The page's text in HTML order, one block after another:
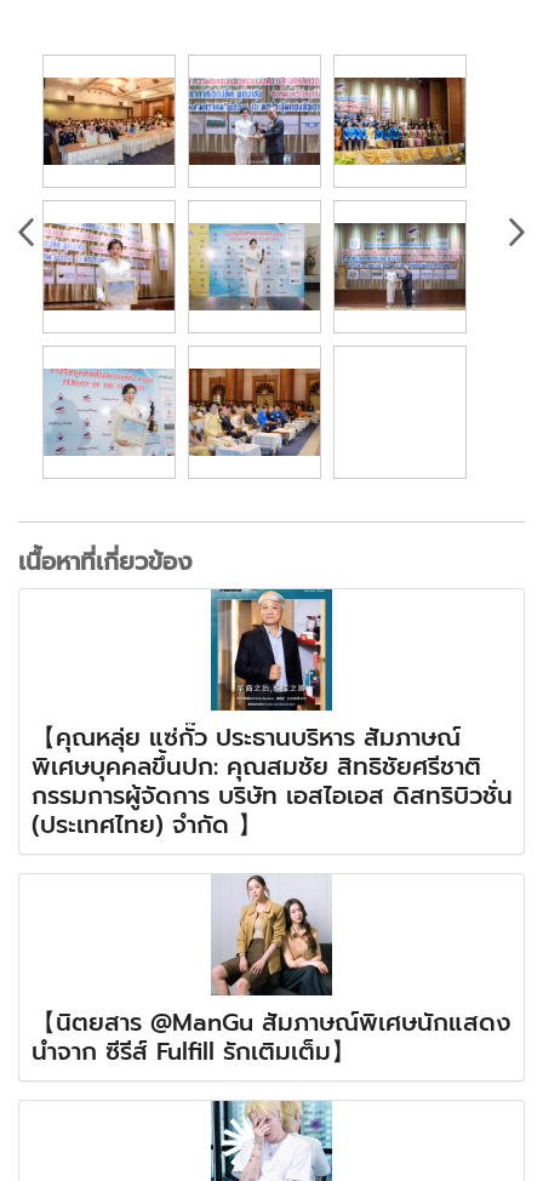
เนื้อหาที่เกี่ยวข้อง
【คุณหลุ่ย แซ่กั๊ว ประธานบริหาร สัมภาษณ์
พิเศษบุคคลขึ้นปก: คุณสมชัย สิทธิชัยศรีชาติ
กรรมการผู้จัดการ บริษัท เอสไอเอส ดิสทริบิวชั่น
(ประเทศไทย) จำกัด 】
【นิตยสาร @ManGu สัมภาษณ์พิเศษนักแสดง
นำจาก ซีรีส์ Fulfill รักเติมเต็ม】